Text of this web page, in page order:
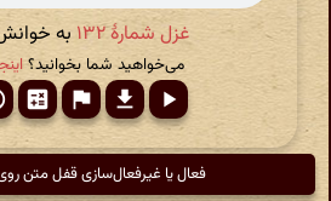
غزل شمارهٔ ۱۳۲ به
می‌خواهید شما بخوانید؟
فعال یا غیرفعال‌سازی قفل متن